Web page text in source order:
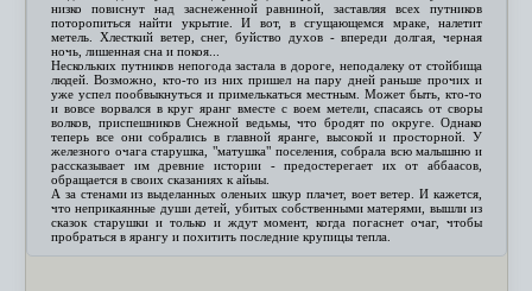
низко повиснут над заснеженной равниной, заставляя всех путников
поторопиться найти укрытие. И вот, в сгущающемся мраке, налетит
метель. Хлесткий ветер, снег, буйство духов - впереди долгая, черная
ночь, лишенная сна и покоя...
Нескольких путников непогода застала в дороге, неподалеку от стойбища
людей. Возможно, кто-то из них пришел на пару дней раньше прочих и
уже успел пообвыкнуться и примелькаться местным. Может быть, кто-то
и вовсе ворвался в круг яранг вместе с воем метели, спасаясь от своры
волков, приспешников Снежной ведьмы, что бродят по округе. Однако
теперь все они собрались в главной яранге, высокой и просторной. У
железного очага старушка, "матушка" поселения, собрала всю малышню и
рассказывает им древние истории - предостерегает их от аббаасов,
обращается в своих сказаниях к айыы.
А за стенами из выделанных оленьих шкур плачет, воет ветер. И кажется,
что неприкаянные души детей, убитых собственными матерями, вышли из
сказок старушки и только и ждут момент, когда погаснет очаг, чтобы
пробраться в ярангу и похитить последние крупицы тепла.